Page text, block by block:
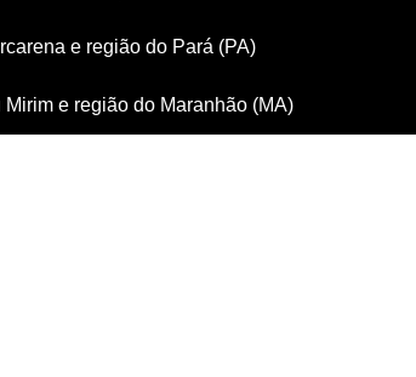
e região do Pará (PA)
e região do Maranhão (MA)